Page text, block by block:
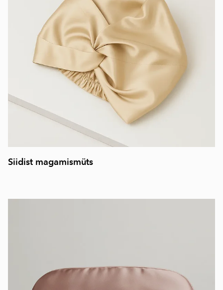
Siidist magamismüts